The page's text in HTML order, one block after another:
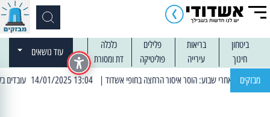
ביטחון בריאות פלילים
כלכלה
חינוך
עירייה פוליטיקה דת ומסורת
עוד נושאים
מבזקים | 13:04 14/01/2025 עובדים בלילות: עבודות קרצוף וריבוד אספלט